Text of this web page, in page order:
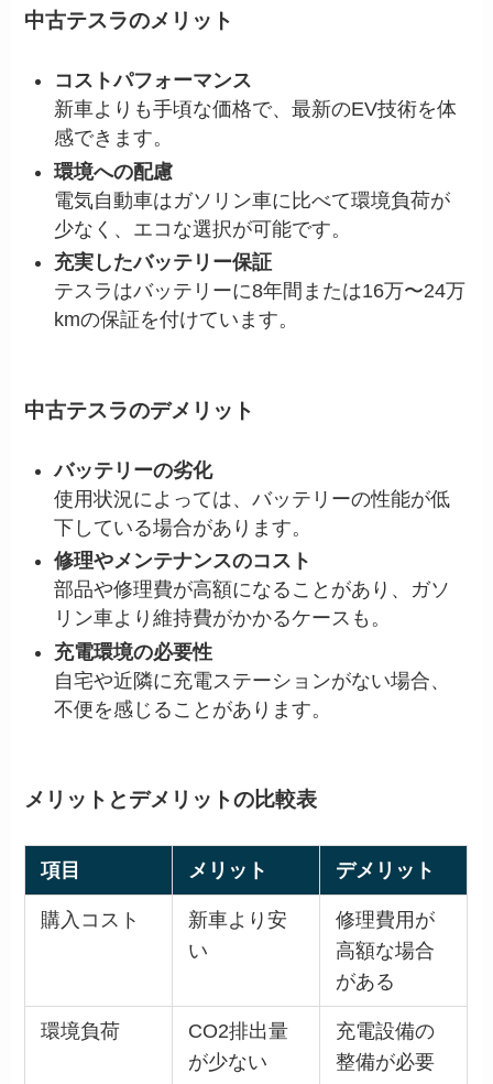
中古テスラのメリット
コストパフォーマンス
新車よりも手頃な価格で、最新のEV技術を体
感できます。
環境への配慮
電気自動車はガソリン車に比べて環境負荷が
少なく、エコな選択が可能です。
充実したバッテリー保証
テスラはバッテリーに8年間または16万〜24万
kmの保証を付けています。
中古テスラのデメリット
バッテリーの劣化
使用状況によっては、バッテリーの性能が低
下している場合があります。
修理やメンテナンスのコスト
部品や修理費が高額になることがあり、ガソ
リン車より維持費がかかるケースも。
充電環境の必要性
自宅や近隣に充電ステーションがない場合、
不便を感じることがあります。
メリットとデメリットの比較表
項目 メリット デメリット
購入コスト
新車より安
い
修理費用が
高額な場合
がある
環境負荷
CO2排出量
が少ない
充電設備の
整備が必要